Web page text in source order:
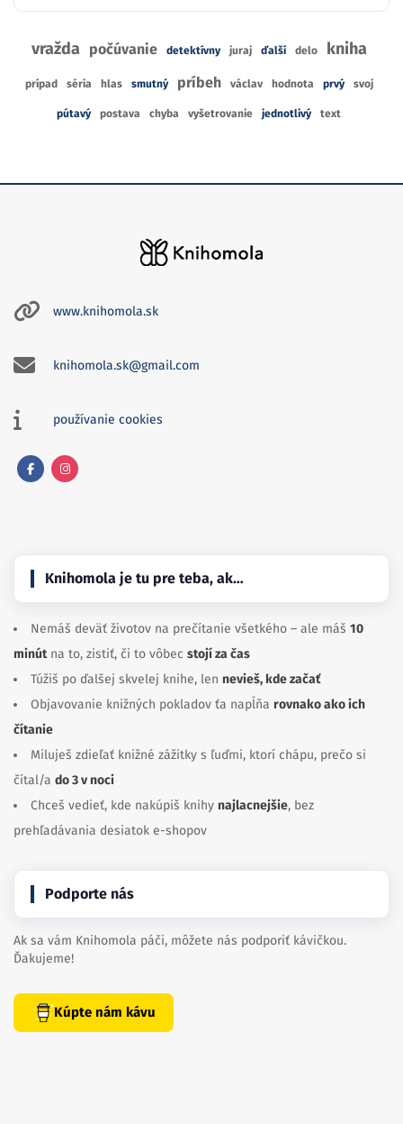
vražda počúvanie detektívny juraj ďalší delo kniha
prípad séria hlas smutný príbeh václav hodnota prvý svoj
pútavý postava chyba vyšetrovanie jednotlivý text
www.knihomola.sk
knihomola.sk@gmail.com
používanie cookies
Knihomola je tu pre teba, ak…
Nemáš deväť životov na prečítanie všetkého – ale máš 10
minútna to, zistiť, či to vôbec stojí za čas
Túžiš po ďalšej skvelej knihe, len nevieš, kde začať
Objavovanie knižných pokladov ťa napĺňa rovnako ako ich
čítanie
Miluješ zdieľať knižné zážitky s ľuďmi, ktorí chápu, prečo si
čítal/a do 3 v noci
Chceš vedieť, kde nakúpiš knihy najlacnejšie, bez
prehľadávania desiatok e-shopov
Podporte nás
Ak sa vám Knihomola páči, môžete nás podporiť kávičkou.
Ďakujeme!
Kúpte nám kávu